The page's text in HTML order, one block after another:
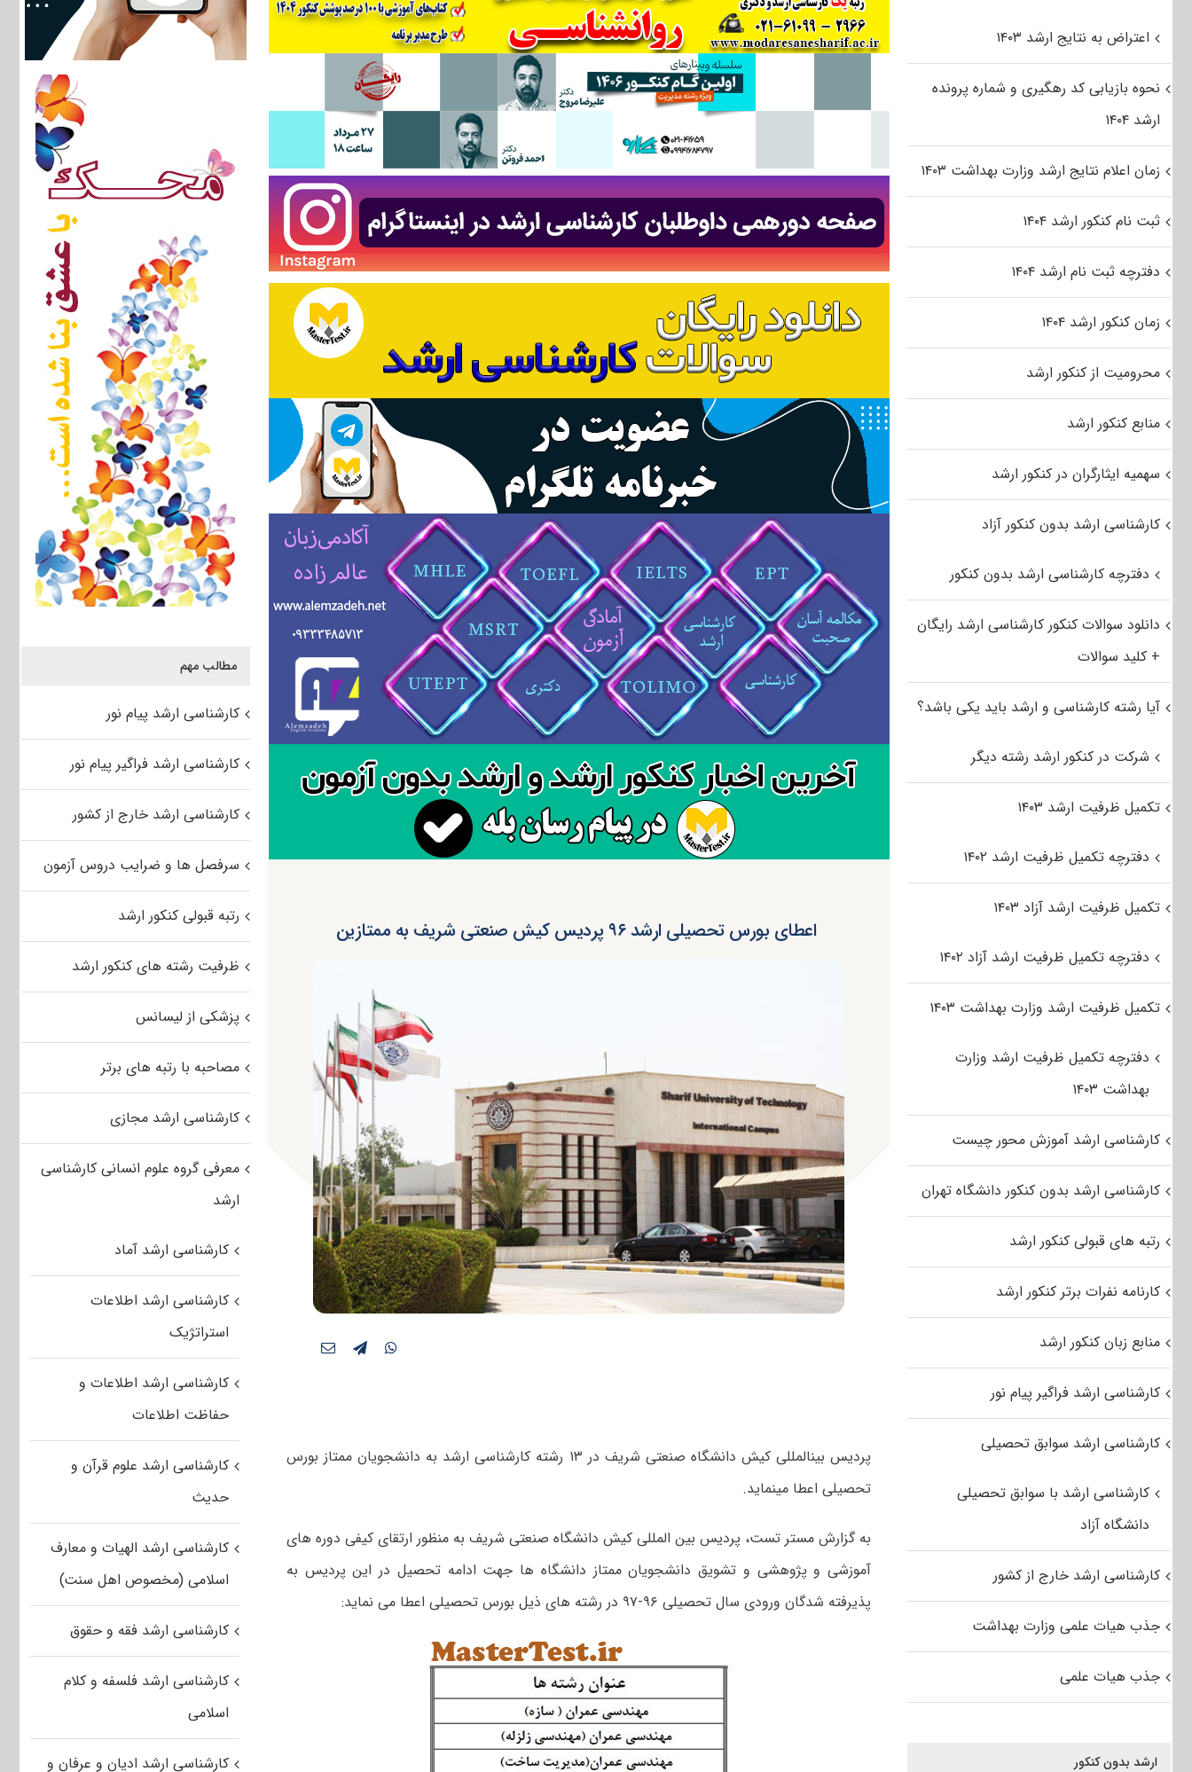
اعطای بورس تحصیلی ارشد ۹۶ پردیس کیش صنعتی شریف به ممتازین
پردیس بین‎المللی کیش دانشگاه صنعتی شریف در ۱۳ رشته کارشناسی ارشد به دانشجویان ممتاز بورس
تحصیلی اعطا می‎نماید.
به گزارش مستر تست، پردیس بین المللی کیش دانشگاه صنعتی شریف به منظور ارتقای کیفی دوره های
آموزشی و پژوهشی و تشویق دانشجویان ممتاز دانشگاه ها جهت ادامه تحصیل در این پردیس به
پذیرفته شدگان ورودی سال تحصیلی ۹۶-۹۷ در رشته های ذیل بورس تحصیلی اعطا می نماید:
مطالب مهم
کارشناسی ارشد پیام نور
کارشناسی ارشد فراگیر پیام نور
کارشناسی ارشد خارج از کشور
سرفصل ها و ضرایب دروس آزمون
رتبه قبولی کنکور ارشد
ظرفیت رشته های کنکور ارشد
پزشکی از لیسانس
مصاحبه با رتبه های برتر
کارشناسی ارشد مجازی
معرفی گروه علوم انسانی کارشناسی
ارشد
کارشناسی ارشد آماد
کارشناسی ارشد اطلاعات
استراتژیک
کارشناسی ارشد اطلاعات و
حفاظت اطلاعات
کارشناسی ارشد علوم قرآن و
حدیث
کارشناسی ارشد الهیات و معارف
اسلامی (مخصوص اهل سنت)
کارشناسی ارشد فقه و حقوق
کارشناسی ارشد فلسفه و کلام
اسلامی
کارشناسی ارشد ادیان و عرفان و
اعتراض به نتایج ارشد ۱۴۰۳
نحوه بازیابی کد رهگیری و شماره پرونده
ارشد ۱۴۰۴
زمان اعلام نتایج ارشد وزارت بهداشت ۱۴۰۳
ثبت نام کنکور ارشد ۱۴۰۴
دفترچه ثبت نام ارشد ۱۴۰۴
زمان کنکور ارشد ۱۴۰۴
محرومیت از کنکور ارشد
منابع کنکور ارشد
سهمیه ایثارگران در کنکور ارشد
کارشناسی ارشد بدون کنکور آزاد
دفترچه کارشناسی ارشد بدون کنکور
دانلود سوالات کنکور کارشناسی ارشد رایگان
+ کلید سوالات
آیا رشته کارشناسی و ارشد باید یکی باشد؟
شرکت در کنکور ارشد رشته دیگر
تکمیل ظرفیت ارشد ۱۴۰۳
دفترچه تکمیل ظرفیت ارشد ۱۴۰۲
تکمیل ظرفیت ارشد آزاد ۱۴۰۳
دفترچه تکمیل ظرفیت ارشد آزاد ۱۴۰۲
تکمیل ظرفیت ارشد وزارت بهداشت ۱۴۰۳
دفترچه تکمیل ظرفیت ارشد وزارت
بهداشت ۱۴۰۳
کارشناسی ارشد آموزش محور چیست
کارشناسی ارشد بدون کنکور دانشگاه تهران
رتبه های قبولی کنکور ارشد
کارنامه نفرات برتر کنکور ارشد
منابع زبان کنکور ارشد
کارشناسی ارشد فراگیر پیام نور
کارشناسی ارشد سوابق تحصیلی
کارشناسی ارشد با سوابق تحصیلی
دانشگاه آزاد
کارشناسی ارشد خارج از کشور
جذب هیات علمی وزارت بهداشت
جذب هیات علمی
ارشد بدون کنکور